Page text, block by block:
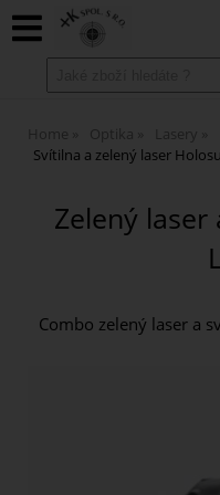
Home Optika
Lasery
Svítilna a zelený laser
Zelený laser
Combo zelený laser a